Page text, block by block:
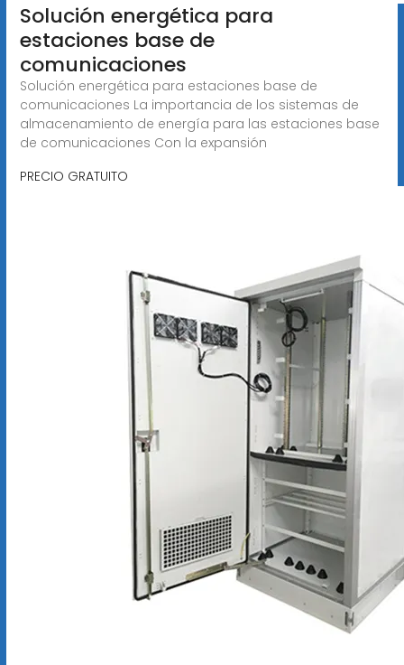
Solución energética para
estaciones base de
comunicaciones
Solución energética para estaciones base de
comunicaciones La importancia de los sistemas de
almacenamiento de energía para las estaciones base
de comunicaciones Con la expansión
PRECIO GRATUITO